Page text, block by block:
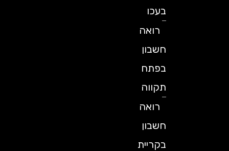
בעכו
רואה
חשבון
בפתח
תקווה
רואה
חשבון
בקריית